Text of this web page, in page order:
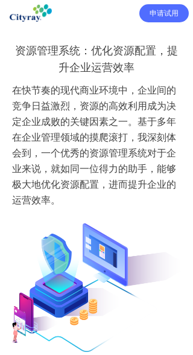
申请试用
资源管理系统：优化资源配置，提
升企业运营效率
在快节奏的现代商业环境中，企业间的
竞争日益激烈，资源的高效利用成为决
定企业成败的关键因素之一。基于多年
在企业管理领域的摸爬滚打，我深刻体
会到，一个优秀的资源管理系统对于企
业来说，就如同一位得力的助手，能够
极大地优化资源配置，进而提升企业的
运营效率。